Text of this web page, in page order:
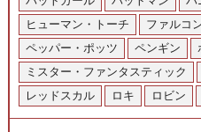
ヒューマン・トーチ
ファルコ
ペッパー・ポッツ
ペンギン
ミスター・ファンタスティック
レッドスカル
ロキ ロビン